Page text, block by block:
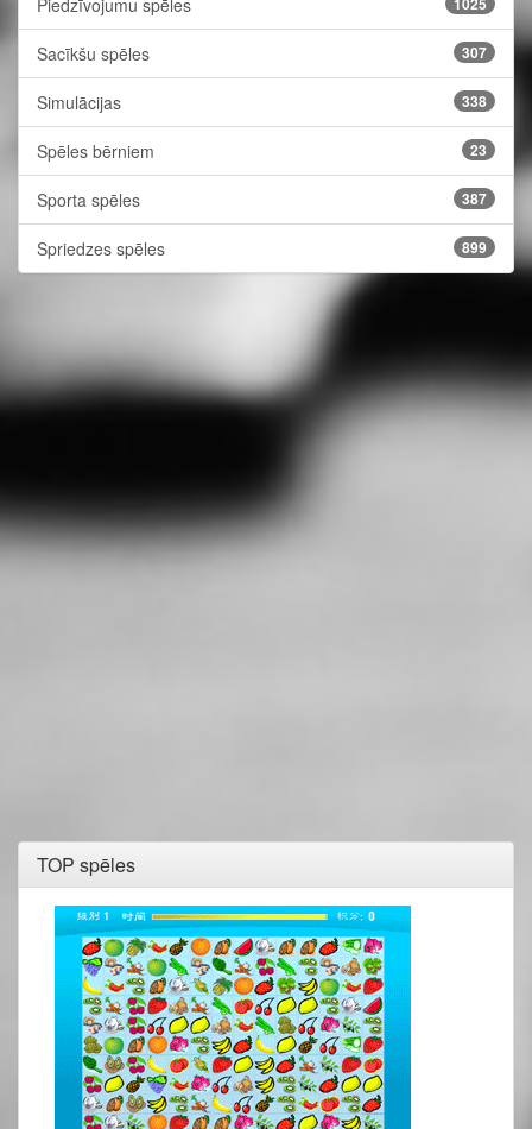
Sacīkšu spēles 307
Simulācijas 338
Spēles bērniem 23
Sporta spēles 387
Spriedzes spēles 899
TOP spēles